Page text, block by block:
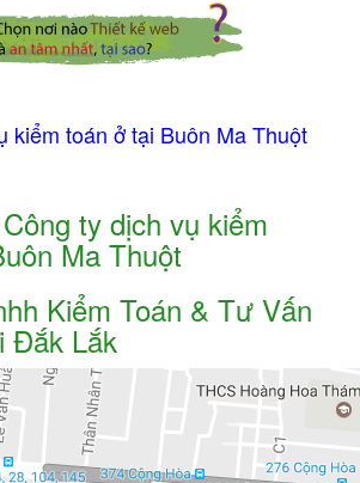
kiểm toán ở tại Buôn Ma Thuột
ty dịch vụ kiểm
Ma Thuột
Kiểm Toán & Tư Vấn
Đắk Lắk